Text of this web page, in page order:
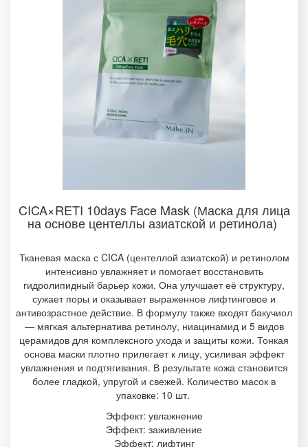
CICA×RETI 10days Face Mask (Маска для лица
на основе центеллы азиатской и ретинола)
Тканевая маска с CICA (центеллой азиатской) и ретинолом
интенсивно увлажняет и помогает восстановить
гидролипидный барьер кожи. Она улучшает её структуру,
сужает поры и оказывает выраженное лифтинговое и
антивозрастное действие. В формулу также входят бакучиол
— мягкая альтернатива ретинолу, ниацинамид и 5 видов
церамидов для комплексного ухода и защиты кожи. Тонкая
основа маски плотно прилегает к лицу, усиливая эффект
увлажнения и подтягивания. В результате кожа становится
более гладкой, упругой и свежей. Количество масок в
упаковке: 10 шт.
Эффект: увлажнение
Эффект: заживление
Эффект: лифтинг